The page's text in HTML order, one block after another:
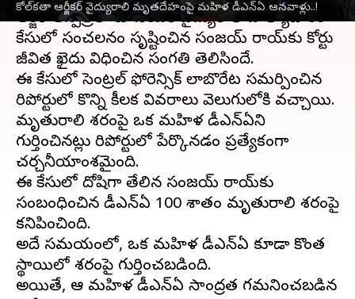
కోల్‌కతా ఆర్జీకర్‌ వైద్యురాలి మృతదేహంపై మహిళ డీఎన్ఏ ఆనవాళ్లు..!
ఆర్జీకర్ ఆస్పత్రిలో జూనియర్ వైద్యురాలి హత్యాచారం
కేసులో సంచలనం సృష్టించిన సంజయ్ రాయ్‌కు కోర్టు
జీవిత ఖైదు విధించిన సంగతి తెలిసిందే.
ఈ కేసులో సెంట్రల్ ఫోరెన్సిక్ లాబొరేటరీ సమర్పించిన
రిపోర్టులో కొన్ని కీలక వివరాలు వెలుగులోకి వచ్చాయి.
మృతురాలి శరీరంపై ఒక మహిళ డీఎన్ఏని
గుర్తించినట్లు రిపోర్టులో పేర్కొనడం ప్రత్యేకంగా
చర్చనీయాంశమైంది.
ఈ కేసులో దోషిగా తేలిన సంజయ్ రాయ్‌కు
సంబంధించిన డీఎన్ఏ 100 శాతం మృతురాలి శరీరంపై
కనిపించింది.
అదే సమయంలో, ఒక మహిళ డీఎన్ఏ కూడా కొంత
స్థాయిలో శరీరంపై గుర్తించబడింది.
అయితే, ఆ మహిళ డీఎన్ఏ సాంద్రత గమనించబడిన